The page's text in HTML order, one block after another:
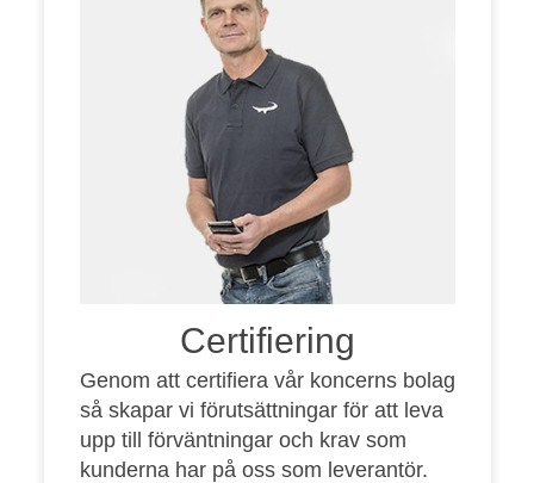
Certifiering
Genom att certifiera vår koncerns bolag
så skapar vi förutsättningar för att leva
upp till förväntningar och krav som
kunderna har på oss som leverantör.